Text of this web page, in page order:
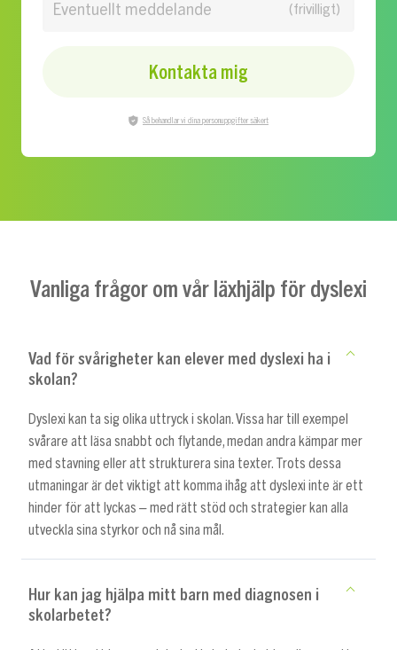
Eventuellt meddelande
Kontakta mig
Så behandlar vi dina personuppgifter säkert
Vanliga frågor om vår läxhjälp för dyslexi
Vad för svårigheter kan elever med dyslexi ha i
skolan?
Dyslexi kan ta sig olika uttryck i skolan. Vissa har till exempel
svårare att läsa snabbt och flytande, medan andra kämpar mer
med stavning eller att strukturera sina texter. Trots dessa
utmaningar är det viktigt att komma ihåg att dyslexi inte är ett
hinder för att lyckas – med rätt stöd och strategier kan alla
utveckla sina styrkor och nå sina mål.
Hur kan jag hjälpa mitt barn med diagnosen i
skolarbetet?